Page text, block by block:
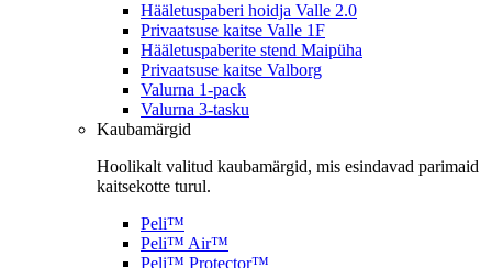
Hääletuspaberi hoidja Valle 2.0
Privaatsuse kaitse Valle 1F
Hääletuspaberite stend Maipüha
Privaatsuse kaitse Valborg
Valurna 1-pack
Valurna 3-tasku
Kaubamärgid
Hoolikalt valitud kaubamärgid, mis esindavad parimaid
kaitsekotte turul.
Peli™
Peli™ Air™
Peli™ Protector™